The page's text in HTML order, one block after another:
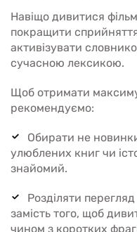
Навіщо дивитися
покращити
активізувати
сучасною лексикою.
Щоб отримати
рекомендуємо:
Обирати не новинки
улюблених книг чи
знайомий.
Розділяти перегляд
замість того, щоб
чином з коротких